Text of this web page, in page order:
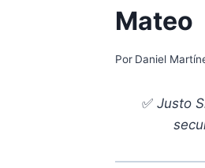
Mateo
Por Daniel
✅ Justo